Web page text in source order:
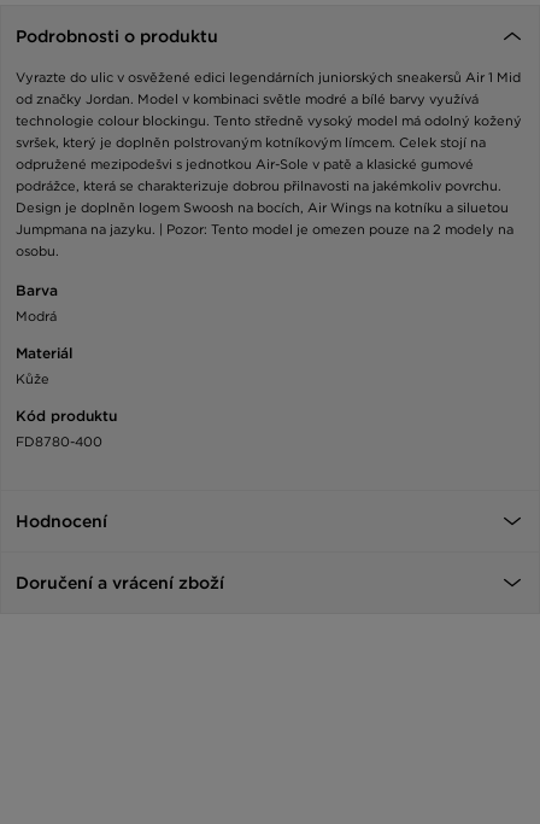
Podrobnosti o produktu
Vyrazte do ulic v osvěžené edici legendárních juniorských sneakersů Air 1 Mid
od značky Jordan. Model v kombinaci světle modré a bílé barvy využívá
technologie colour blockingu. Tento středně vysoký model má odolný kožený
svršek, který je doplněn polstrovaným kotníkovým límcem. Celek stojí na
odpružené mezipodešvi s jednotkou Air-Sole v patě a klasické gumové
podrážce, která se charakterizuje dobrou přilnavosti na jakémkoliv povrchu.
Design je doplněn logem Swoosh na bocích, Air Wings na kotníku a siluetou
Jumpmana na jazyku. | Pozor: Tento model je omezen pouze na 2 modely na
osobu.
Barva
Modrá
Materiál
Kůže
Kód produktu
FD8780-400
Hodnocení
Doručení a vrácení zboží